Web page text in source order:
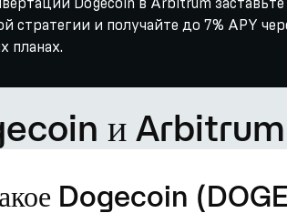
стратегии и получайте до 7% APY
планах.
и Arbitrum
Dogecoin